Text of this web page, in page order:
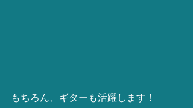
もちろん、ギターも活躍します！